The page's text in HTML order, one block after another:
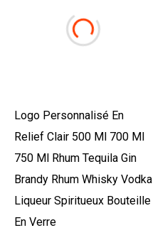
Logo Personnalisé En
Relief Clair 500 Ml 700 Ml
750 Ml Rhum Tequila Gin
Brandy Rhum Whisky Vodka
Liqueur Spiritueux Bouteille
En Verre